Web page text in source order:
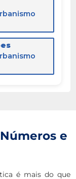
e
é mais do que